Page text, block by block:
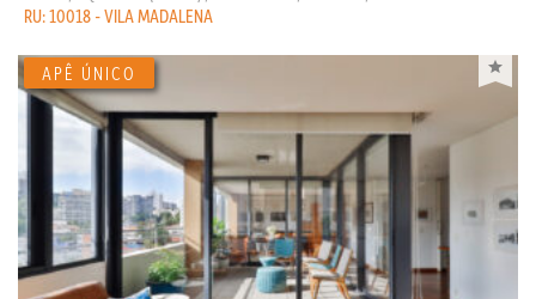
RU: 10018 - VILA MADALENA